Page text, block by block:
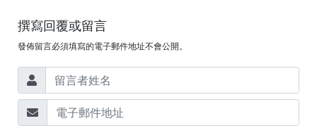
撰寫回覆或留言
發佈留言必須填寫的電子郵件地址不會公開。